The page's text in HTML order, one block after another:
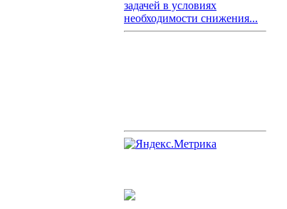
задачей в условиях
необходимости снижения...